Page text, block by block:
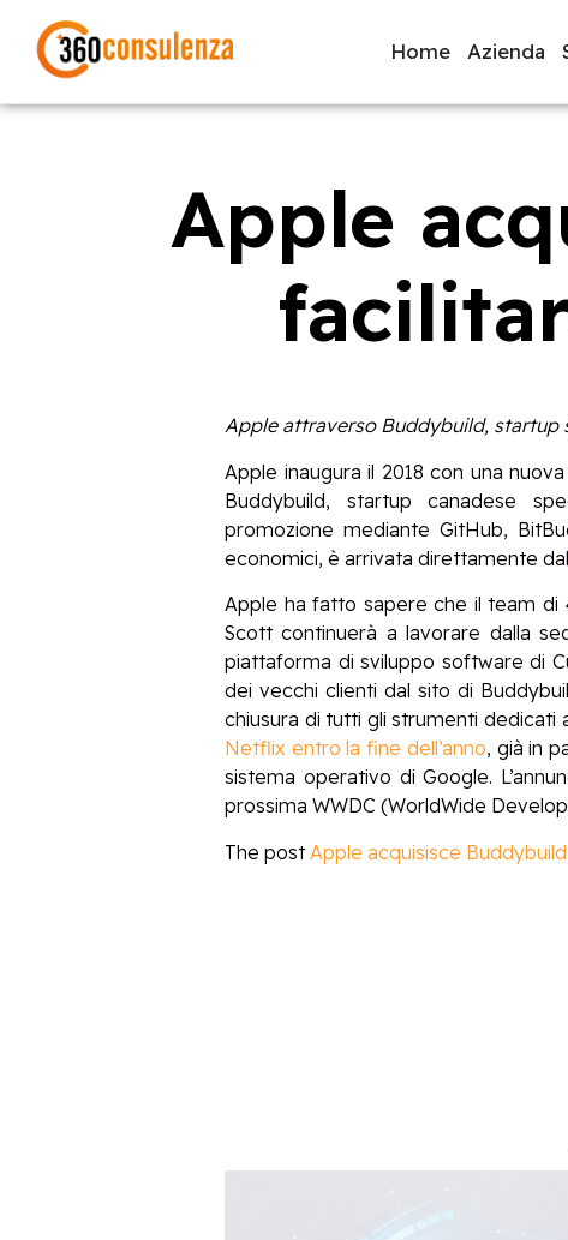
Home Azienda
GDPR NIS2 Bandi ISO 27001
Inizia a digitare per visualizzare le pagine consigliate.
Apple
Apple attraverso Buddybuild, startup
Apple inaugura il 2018 con una
Buddybuild, startup canadese
promozione mediante GitHub,
economici, è arrivata direttamente dal
Apple ha fatto sapere che il team di
Scott continuerà a lavorare dalla
piattaforma di sviluppo software di
dei vecchi clienti dal sito di
chiusura di tutti gli strumenti dedicati
Netflix entro la fine dell’anno, già in
sistema operativo di Google.
prossima WWDC (WorldWide
The post Apple acquisisce